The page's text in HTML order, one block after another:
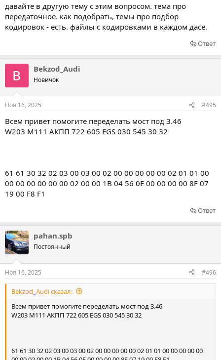
давайте в другую тему с этим вопросом. тема про
передаточное. как подобрать, темы про подбор
кодировок - есть. файлы с кодировками в каждом дасе.
Ответ
Bekzod_Audi
Новичок
Ноя 16, 2025 #495
Всем привет помогите переделать мост под 3.46
W203 M111 АКПП 722 605 EGS 030 545 30 32
61 61 30 32 02 03 00 03 00 02 00 00 00 00 00 02 01 01 00
00 00 00 00 00 00 02 00 00 1B 04 56 0E 00 00 00 00 8F 07
19 00 F8 F1
Ответ
pahan.spb
Постоянный
Ноя 16, 2025 #496
Bekzod_Audi сказал:
Всем привет помогите переделать мост под 3.46
W203 M111 АКПП 722 605 EGS 030 545 30 32
61 61 30 32 02 03 00 03 00 02 00 00 00 00 00 02 01 01 00 00 00 00 00